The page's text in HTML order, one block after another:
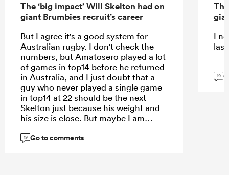
The ‘big impact’ Will Skelton had on
giant Brumbies recruit’s career
But I agree it's a good system for
Australian rugby. I don't check the
numbers, but Amatosero played a lot
of games in top14 before he returned
in Australia, and I just doubt that a
guy who never played a single game
in top14 at 22 should be the next
Skelton just because his weight and
his size is close. But maybe I am
19 Go to comments
I
19